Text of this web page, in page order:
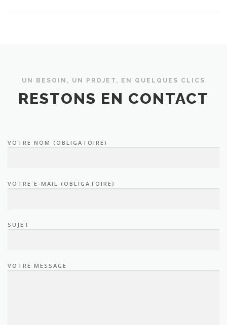
UN BESOIN, UN PROJET, EN QUELQUES CLICS
RESTONS EN CONTACT
VOTRE NOM (OBLIGATOIRE)
VOTRE E-MAIL (OBLIGATOIRE)
SUJET
VOTRE MESSAGE